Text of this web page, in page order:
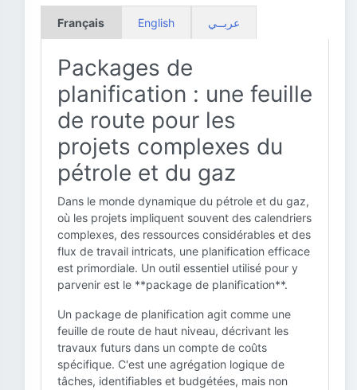
Français English عربــي
Packages de
planification : une feuille
de route pour les
projets complexes du
pétrole et du gaz
Dans le monde dynamique du pétrole et du gaz,
où les projets impliquent souvent des calendriers
complexes, des ressources considérables et des
flux de travail intricats, une planification efficace
est primordiale. Un outil essentiel utilisé pour y
parvenir est le **package de planification**.
Un package de planification agit comme une
feuille de route de haut niveau, décrivant les
travaux futurs dans un compte de coûts
spécifique. C'est une agrégation logique de
tâches, identifiables et budgétées, mais non